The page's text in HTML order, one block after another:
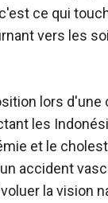
ce qui
vers les
lors d'une
les
et le
accident
la vision